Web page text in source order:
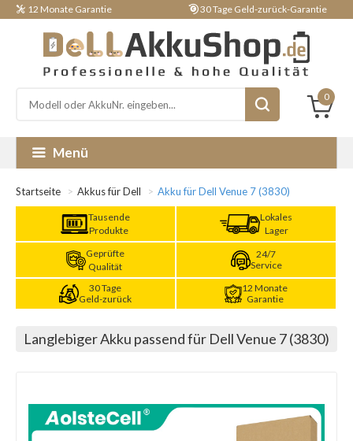
12 Monate Garantie 30 Tage Geld-zurück-Garantie
0
Menü
Startseite Akkus für Dell Akku für Dell Venue 7 (3830)
Tausende
Produkte
Lokales
Lager
Geprüfte
Qualität
24/7
Service
30 Tage
Geld-zurück
12 Monate
Garantie
Langlebiger Akku passend für Dell Venue 7 (3830)